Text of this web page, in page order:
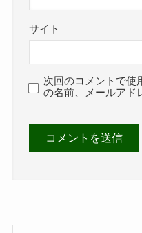
サイト
次回のコメントで使
の名前、メールアド